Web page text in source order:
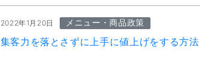
2022年1月20日 メニュー・商品政策
集客力を落とさずに上手に値上げをする方法